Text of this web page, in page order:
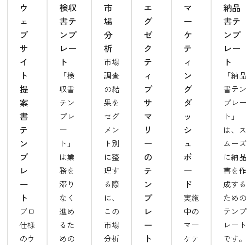
ウ
ェ
ブ
サ
イ
ト
提
案
書
テ
ン
プ
レ
ー
ト
プロ
仕様
のウ
検収
書テ
ンプ
レー
ト
「検
収書
テン
プレ
ー
ト」
は業
務を
滞り
なく
進め
るた
めの
市
場
分
析
市場
調査
の結
果を
セグ
メン
ト別
に整
理す
る際
に、
この
市場
分析
エ
グ
ゼ
ク
テ
ィ
ブ
サ
マ
リ
ー
の
テ
ン
プ
レ
ー
ト
マ
ー
ケ
テ
ィ
ン
グ
ダ
ッ
シ
ュ
ボ
ー
ド
実施
中の
マー
ケテ
納品
書テ
ンプ
レー
ト
「納品
書テン
プレー
ト」
は、ス
ムーズ
に納品
書を作
成する
ための
テンプ
レート
です。